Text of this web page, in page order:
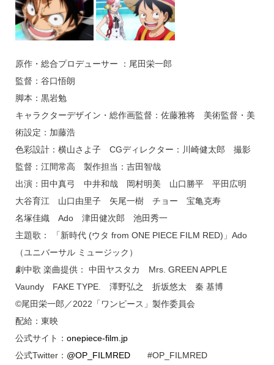
原作・総合プロデューサー ：尾田栄一郎
監督：谷口悟朗
脚本：黒岩勉
キャラクターデザイン・総作画監督：佐藤雅将 美術監督・美
術設定：加藤浩
色彩設計：横山さよ子 CGディレクター：川崎健太郎 撮影
監督：江間常高 製作担当：吉田智哉
出演：田中真弓 中井和哉 岡村明美 山口勝平 平田広明
大谷育江 山口由里子 矢尾一樹 チョー 宝亀克寿
名塚佳織 Ado 津田健次郎 池田秀一
主題歌： 「新時代 (ウタ from ONE PIECE FILM RED)」Ado
（ユニバーサル ミュージック）
劇中歌 楽曲提供： 中田ヤスタカ Mrs. GREEN APPLE
Vaundy FAKE TYPE. 澤野弘之 折坂悠太 秦 基博
©尾田栄一郎／2022「ワンピース」製作委員会
配給：東映
公式サイト： onepiece-film.jp
公式Twitter： @OP_FILMRED#OP_FILMRED